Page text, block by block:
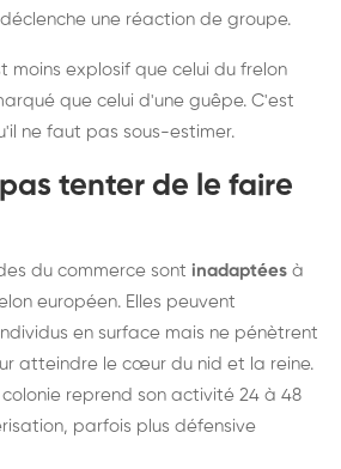
une réaction de groupe.
moins explosif que celui du frelon
que celui d'une guêpe. C'est
ne faut pas sous-estimer.
tenter de le faire
du commerce sont inadaptées à
européen. Elles peuvent
en surface mais ne pénètrent
atteindre le cœur du nid et la reine.
reprend son activité 24 à 48
parfois plus défensive